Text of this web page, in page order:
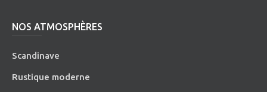
NOS ATMOSPHÈRES
Scandinave
Rustique moderne